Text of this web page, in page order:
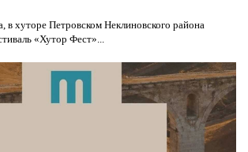
в хуторе Петровском Неклиновского района
«Хутор Фест»...